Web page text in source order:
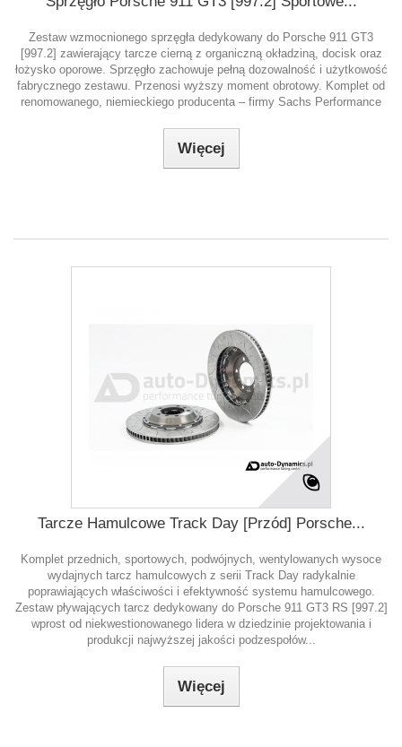
Zestaw wzmocnionego sprzęgła dedykowany do Porsche 911 GT3
[997.2] zawierający tarcze cierną z organiczną okładziną, docisk oraz
łożysko oporowe. Sprzęgło zachowuje pełną dozowalność i użytkowość
fabrycznego zestawu. Przenosi wyższy moment obrotowy. Komplet od
renomowanego, niemieckiego producenta – firmy Sachs Performance
Więcej
Tarcze Hamulcowe Track Day [Przód] Porsche...
Komplet przednich, sportowych, podwójnych, wentylowanych wysoce
wydajnych tarcz hamulcowych z serii Track Day radykalnie
poprawiających właściwości i efektywność systemu hamulcowego.
Zestaw pływających tarcz dedykowany do Porsche 911 GT3 RS [997.2]
wprost od niekwestionowanego lidera w dziedzinie projektowania i
produkcji najwyższej jakości podzespołów...
Więcej